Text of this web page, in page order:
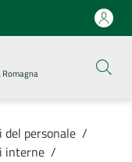
Romagna
del personale /
interne /